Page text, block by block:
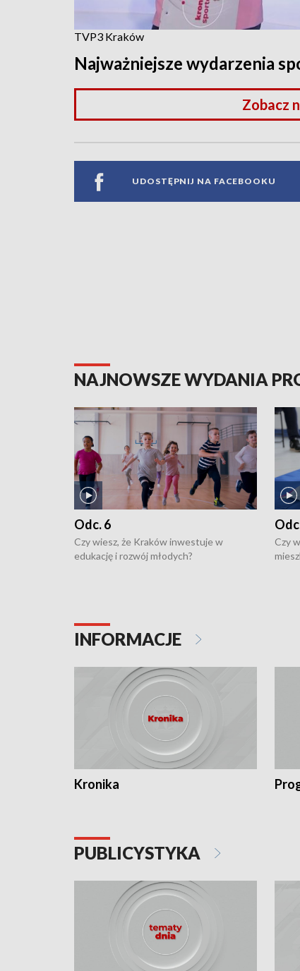
TVP3 Kraków
Najważniejsze wydarzenia
Zobacz
UDOSTĘPNIJ NA FACEBOOKU
NAJNOWSZE WYDANIA
Odc. 6
Czy wiesz, że Kraków inwestuje w
edukację i rozwój młodych?
Czy
INFORMACJE
Kronika
PUBLICYSTYKA